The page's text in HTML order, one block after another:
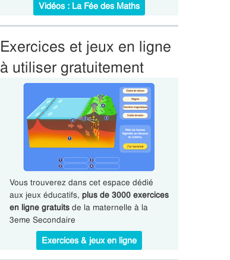
Vidéos : La Fée des Maths
Exercices et jeux en ligne
à utiliser gratuitement
Vous trouverez dans cet espace dédié
aux jeux éducatifs, plus de 3000 exercices
en ligne gratuitsde la maternelle à la
3eme Secondaire
Exercices & jeux en ligne